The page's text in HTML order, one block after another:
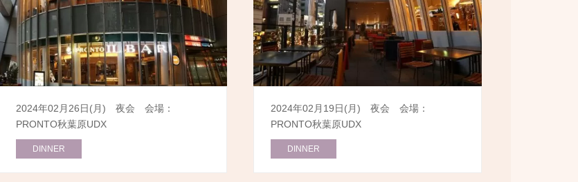
2024年02月26日(月) 夜会 会場：
PRONTO秋葉原UDX
DINNER
2024年02月19日(月) 夜会 会場：
PRONTO秋葉原UDX
DINNER